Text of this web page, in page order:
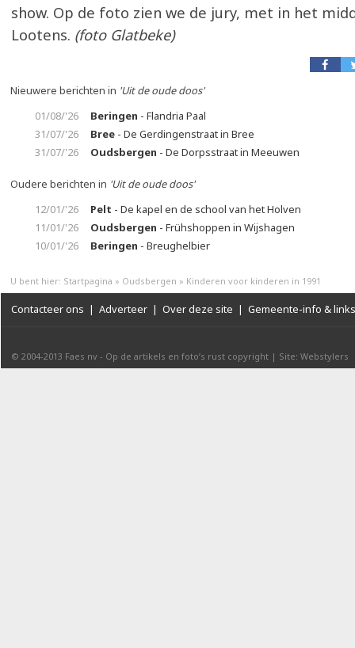
show. Op de foto zien we de jury, met in het
Lootens. (foto Glatbeke)
Nieuwere berichten in 'Uit de oude doos'
01/08/'26
Beringen - Flandria Paal
31/07/'26
Bree - De Gerdingenstraat in Bree
31/07/'26
Oudsbergen - De Dorpsstraat in Meeuwen
Oudere berichten in 'Uit de oude doos'
12/01/'26
Pelt - De kapel en de school van het Holven
11/01/'26
Oudsbergen - Frühshoppen in Wijshagen
10/01/'26
Beringen - Breughelbier
U bent hier: Startpagina » Oudsbergen » Kinderen voor kinderen in 1991
Contacteer ons | Adverteer | Over deze site | Gemeente-info & links
© 2004-2013 Faes nv - Op de artikels en foto’s rust copyright | Site: Webstylers